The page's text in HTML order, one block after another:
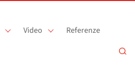
Video Referenze